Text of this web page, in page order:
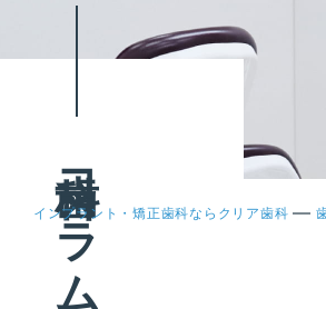
歯科コラム
インプラント・矯正歯科ならクリア歯科 —